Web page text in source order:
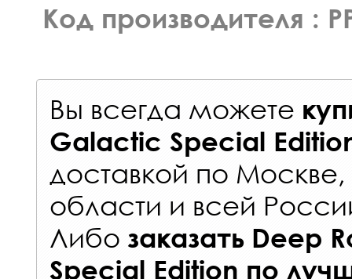
Код производителя :
Вы всегда можете
Galactic Special
доставкой по
области и всей
Либо заказать Deep
Special Edition по